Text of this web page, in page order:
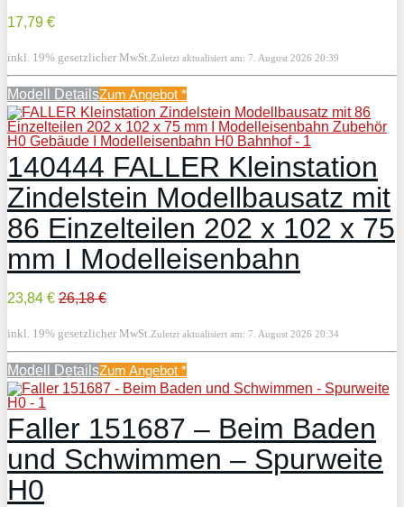
17,79 €
inkl. 19% gesetzlicher MwSt. Zuletzt aktualisiert am: 7. August 2026 20:39
Modell DetailsZum Angebot *
140444 FALLER Kleinstation
Zindelstein Modellbausatz mit
86 Einzelteilen 202 x 102 x 75
mm I Modelleisenbahn
23,84 € 26,18 €
inkl. 19% gesetzlicher MwSt. Zuletzt aktualisiert am: 7. August 2026 20:34
Modell DetailsZum Angebot *
Faller 151687 – Beim Baden
und Schwimmen – Spurweite
H0